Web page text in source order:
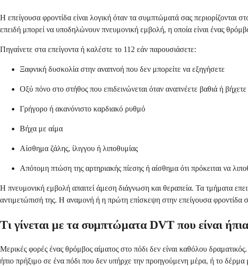
Η επείγουσα φροντίδα είναι λογική όταν τα συμπτώματά σας περιορίζονται
επειδή μπορεί να υποδηλώνουν πνευμονική εμβολή, η οποία είναι ένας
Πηγαίνετε στα επείγοντα ή καλέστε το 112 εάν παρουσιάσετε:
Ξαφνική δυσκολία στην αναπνοή που δεν μπορείτε να εξηγήσετε
Οξύ πόνο στο στήθος που επιδεινώνεται όταν αναπνέετε βαθιά ή βήχετε
Γρήγορο ή ακανόνιστο καρδιακό ρυθμό
Βήχα με αίμα
Αίσθημα ζάλης, ίλιγγου ή λιποθυμίας
Απότομη πτώση της αρτηριακής πίεσης ή αίσθημα ότι πρόκειται να
Η πνευμονική εμβολή απαιτεί άμεση διάγνωση και θεραπεία. Τα τμήματα
αντιμετώπισή της. Η αναμονή ή η πρώτη επίσκεψη στην επείγουσα φροντίδα
Τι γίνεται με τα συμπτώματα DVT που είναι
Μερικές φορές ένας θρόμβος αίματος στο πόδι δεν είναι καθόλου
ήπιο πρήξιμο σε ένα πόδι που δεν υπήρχε την προηγούμενη μέρα, ή το